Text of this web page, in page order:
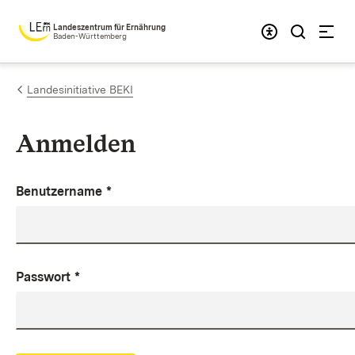
Zum Inhalt springen
Landeszentrum für Ernährung
Baden-Württemberg
Landesinitiative BEKI
Anmelden
Benutzername *
Passwort *